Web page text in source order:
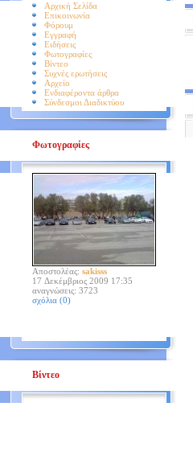
Αρχική Σελίδα
Επικοινωνία
Φόρουμ
Εγγραφή
Ειδήσεις
Φωτογραφίες
Βίντεο
Συχνές ερωτήσεις
Αρχείο
Ενδιαφέροντα άρθρα
Σύνδεσμοι Διαδικτύου
Φωτογραφίες
Αποστολέας: sakisss
17 Δεκέμβριος 2009 17:35
αναγνώσεις: 3723
σχόλια (0)
Βίντεο